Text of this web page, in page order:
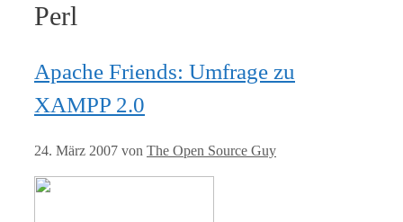
Perl
Apache Friends: Umfrage zu
XAMPP 2.0
24. März 2007 von The Open Source Guy